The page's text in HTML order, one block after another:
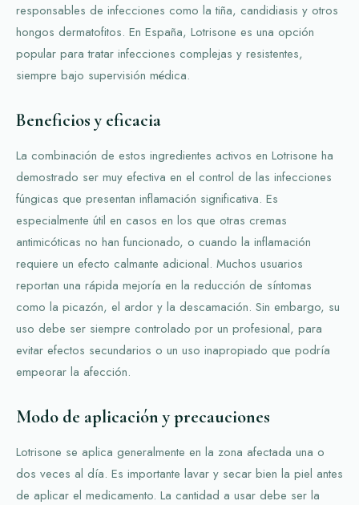
responsables de infecciones como la tiña, candidiasis y otros
hongos dermatofitos. En España, Lotrisone es una opción
popular para tratar infecciones complejas y resistentes,
siempre bajo supervisión médica.
Beneficios y eficacia
La combinación de estos ingredientes activos en Lotrisone ha
demostrado ser muy efectiva en el control de las infecciones
fúngicas que presentan inflamación significativa. Es
especialmente útil en casos en los que otras cremas
antimicóticas no han funcionado, o cuando la inflamación
requiere un efecto calmante adicional. Muchos usuarios
reportan una rápida mejoría en la reducción de síntomas
como la picazón, el ardor y la descamación. Sin embargo, su
uso debe ser siempre controlado por un profesional, para
evitar efectos secundarios o un uso inapropiado que podría
empeorar la afección.
Modo de aplicación y precauciones
Lotrisone se aplica generalmente en la zona afectada una o
dos veces al día. Es importante lavar y secar bien la piel antes
de aplicar el medicamento. La cantidad a usar debe ser la